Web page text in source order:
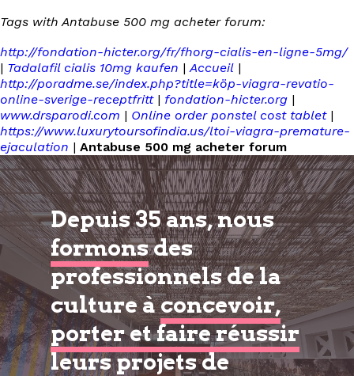
Tags with Antabuse 500 mg acheter forum:
http://fondation-hicter.org/fr/fhorg-cialis-en-ligne-5mg/
| Tadalafil cialis 10mg kaufen |Accueil |
http://poradme.se/index.php?title=köp-viagra-revatio-
online-sverige-receptfritt| fondation-hicter.org |
www.drsparodi.com | Online order ponstel cost tablet|
https://www.luxurytoursofindia.us/ltoi-viagra-premature-
ejaculation | Antabuse 500 mg acheter forum
Depuis 35 ans, nous
formonsdes
professionnels de la
culture àconcevoir,
porter et faire réussir
leurs projets de